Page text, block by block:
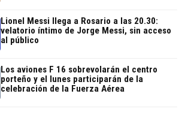
Lionel Messi llega a Rosario a las 20.30:
velatorio íntimo de Jorge Messi, sin acceso
al público
Los aviones F 16 sobrevolarán el centro
porteño y el lunes participarán de la
celebración de la Fuerza Aérea